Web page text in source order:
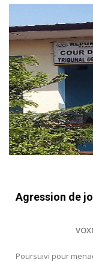
Agression de
Poursuivi pour